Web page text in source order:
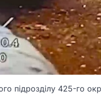
підрозділу 425-го